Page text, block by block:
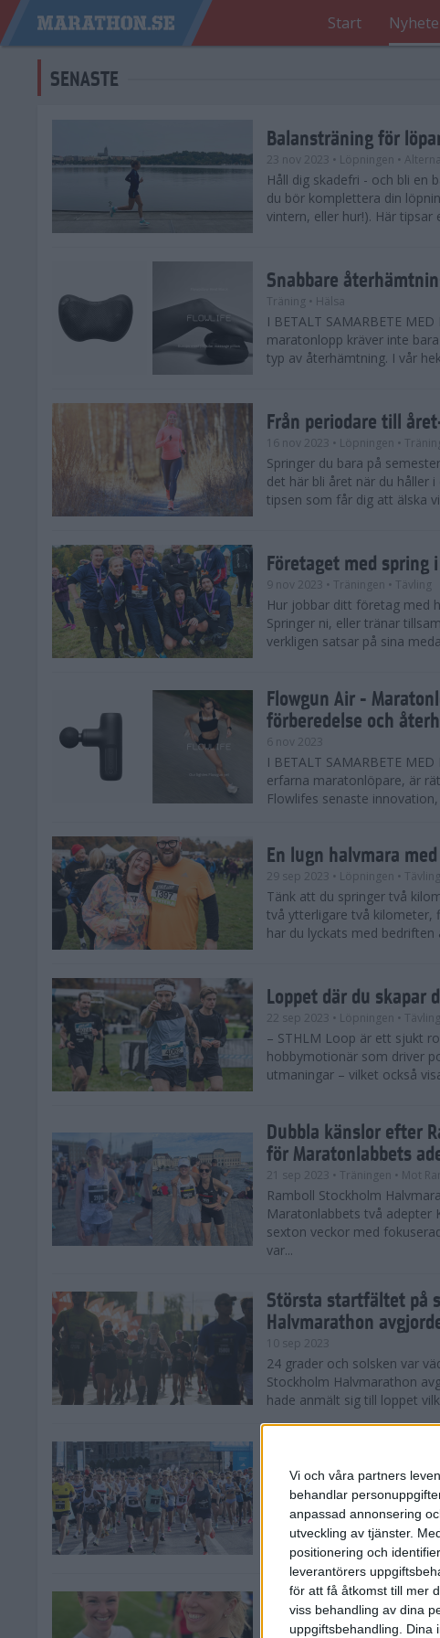
Vi och våra partners
behandlar
anpassad annonsering
utveckling av tjänster.
positionering och
leverantörers
för att få åtkomst till mer
viss behandling av dina
uppgiftsbehandling. Dina
Start
SENASTE
Balansträning för
23 nov 2023 • Löpningen •
Håll dig skadefri - och bli en
du bör komplettera din
vintern, eller hur!). Här tipsar
Snabbare
Träning • Hälsa
I BETALT SAMARBETE
maratonlopp kräver inte
typ av återhämtning. I vår
Från periodare till
16 nov 2023 • Löpningen •
Springer du bara på
det här bli året när du håller
tipsen som får dig att älska
Företaget med spring
9 nov 2023 • Träningen • Tävling
Hur jobbar ditt företag med
Springer ni, eller tränar
verkligen satsar på sina
Flowgun Air -
förberedelse och
6 nov 2023
I BETALT SAMARBETE
erfarna maratonlöpare, är
Flowlifes senaste
En lugn halvmara
29 sep 2023 • Löpningen • Tävling
Tänk att du springer två
två ytterligare två kilometer,
har du lyckats med bedriften
Loppet där du skapar
22 sep 2023 • Löpningen • Tävling
– STHLM Loop är ett sjukt
hobbymotionär som driver
utmaningar – vilket också
Dubbla känslor efter
för Maratonlabbets
21 sep 2023 • Träningen • Mot
Ramboll Stockholm
Maratonlabbets två adepter
sexton veckor med
var...
Största startfältet på
Halvmarathon
10 sep 2023
24 grader och solsken var
Stockholm Halvmarathon
hade anmält sig till loppet
Nytt banrekord
Stockholm
10 sep 2023
Det var ett varmt
Stockholm Halvmarathon,
fina tider. På herrsidan tog
Kajsa och Sandra
Halvmarathon